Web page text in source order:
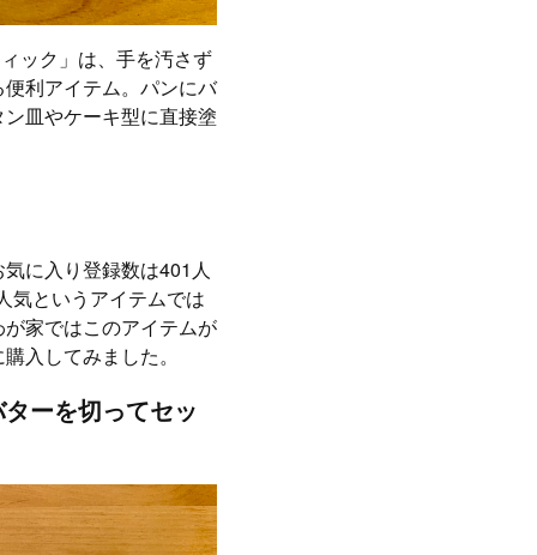
ック」は、手を汚さず
利アイテム。パンにバ
皿やケーキ型に直接塗
に入り登録数は401人
気というアイテムでは
家ではこのアイテムが
入してみました。
ーを切ってセッ